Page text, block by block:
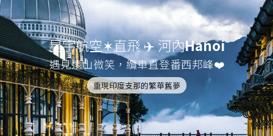
星宇航空✶直飛 ✈️ 河內Hanoi
遇見遠山微笑，纜車直登番西邦峰❤️
重現印度支那的繁華舊夢